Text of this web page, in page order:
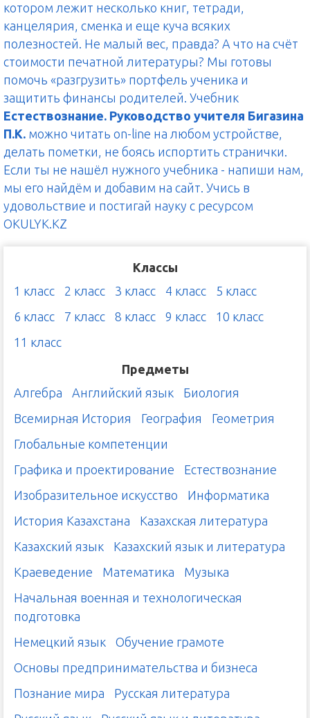
котором лежит несколько книг, тетради,
канцелярия, сменка и еще куча всяких
полезностей. Не малый вес, правда? А что на счёт
стоимости печатной литературы? Мы готовы
помочь «разгрузить» портфель ученика и
защитить финансы родителей. Учебник
Естествознание. Руководство учителя Бигазина
П.К. можно читать on-line на любом устройстве,
делать пометки, не боясь испортить странички.
Если ты не нашёл нужного учебника - напиши нам,
мы его найдём и добавим на сайт. Учись в
удовольствие и постигай науку с ресурсом
OKULYK.KZ
Классы
1 класс
2 класс 3 класс 4 класс
5 класс
6 класс
7 класс 8 класс 9 класс
10 класс
11 класс
Предметы
Алгебра
Английский язык
Биология
Всемирная История
География
Геометрия
Глобальные компетенции
Графика и проектирование
Естествознание
Изобразительное искусство
Информатика
История Казахстана
Казахская литература
Казахский язык
Казахский язык и литература
Краеведение
Математика
Музыка
Начальная военная и технологическая
подготовка
Немецкий язык
Обучение грамоте
Основы предпринимательства и бизнеса
Познание мира
Русская литература